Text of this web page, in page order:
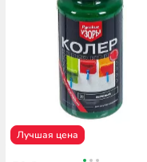
Лучшая цена